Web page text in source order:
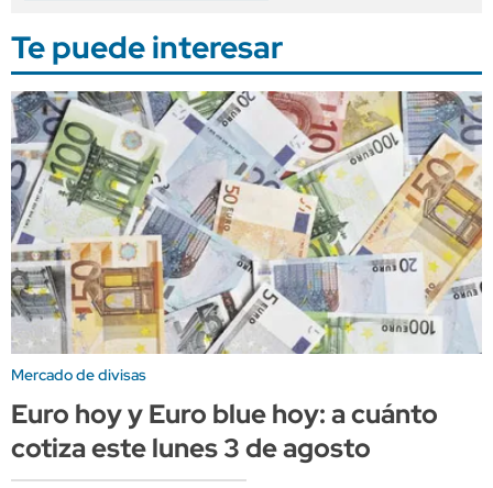
Te puede interesar
Mercado de divisas
Euro hoy y Euro blue hoy: a cuánto
cotiza este lunes 3 de agosto